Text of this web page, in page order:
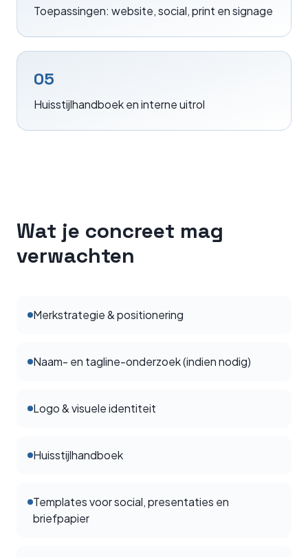
Toepassingen: website, social, print en signage
05
Huisstijlhandboek en interne uitrol
Wat je concreet mag
verwachten
Merkstrategie & positionering
Naam- en tagline-onderzoek (indien nodig)
Logo & visuele identiteit
Huisstijlhandboek
Templates voor social, presentaties en
briefpapier